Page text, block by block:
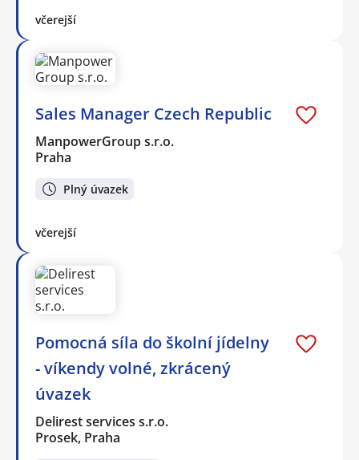
včerejší
Sales Manager Czech Republic
ManpowerGroup s.r.o.
Praha
Plný úvazek
včerejší
Pomocná síla do školní jídelny
- víkendy volné, zkrácený
úvazek
Delirest services s.r.o.
Prosek, Praha